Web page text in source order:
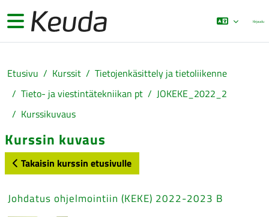
Sivupaneeli Kirjaudu
Etusivu Kurssit
Tietojenkäsittely ja tietoliikenne
Tieto- ja viestintätekniikan pt
JOKEKE_2022_2
Kurssikuvaus
Kurssin kuvaus
Takaisin kurssin etusivulle
Johdatus ohjelmointiin (KEKE) 2022-2023 B